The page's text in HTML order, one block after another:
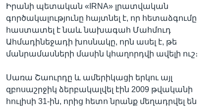
Իրանի պետական «IRNA» լրատվական
գործակալությունը հայտնել է, որ հետաձգումը
հաստատել է նաև նախագահ Մահմուդ
Ահմադինեջադի խոսնակը, որն ասել է, թե
մանրամասների մասին կհաղորդվի ավելի ուշ։
Սառա Շաուրդը և ամերիկացի երկու այլ
զբոսաշրջիկ ձերբակալվել էին 2009 թվականի
հուլիսի 31-ին, որից հետո նրանք մեղադրվել են